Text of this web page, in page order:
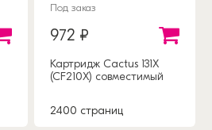
Под заказ
972 ₽
Картридж Cactus 131X
(CF210X) совместимый
2400 страниц